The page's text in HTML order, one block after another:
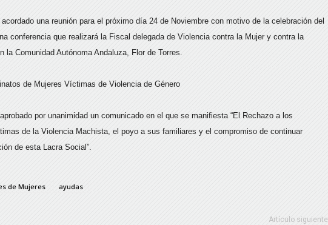
una reunión para el próximo día 24 de Noviembre con motivo de la celebración del
conferencia que realizará la Fiscal delegada de Violencia contra la Mujer y contra la
la Comunidad Autónoma Andaluza, Flor de Torres.
de Mujeres Víctimas de Violencia de Género
por unanimidad un comunicado en el que se manifiesta “El Rechazo a los
de la Violencia Machista, el poyo a sus familiares y el compromiso de continuar
de esta Lacra Social”.
de Mujeres ayudas
Artículo siguiente